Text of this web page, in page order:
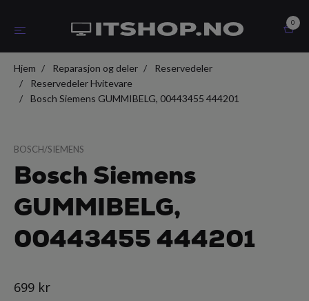
0
Hjem Reparasjon og deler
Reservedeler
Reservedeler Hvitevare
Bosch Siemens GUMMIBELG, 00443455 444201
BOSCH/SIEMENS
Bosch Siemens
GUMMIBELG,
00443455 444201
699 kr